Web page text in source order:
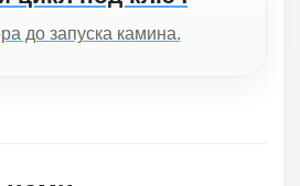
до запуска камина.